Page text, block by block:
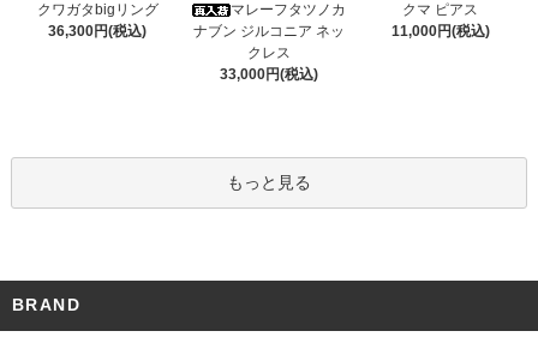
クワガタbigリング
36,300円(税込)
マレーフタツノカ
ナブン ジルコニア ネッ
クレス
33,000円(税込)
クマ ピアス
11,000円(税込)
もっと見る
BRAND